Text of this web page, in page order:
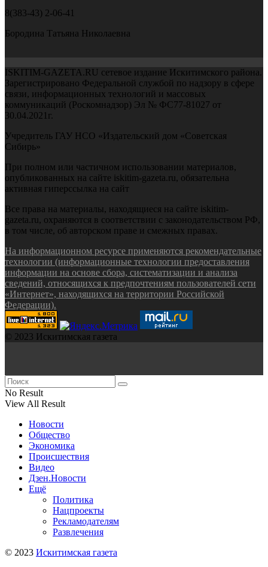
8(383-43) 2-06-41
Бородина Татьяна Николаевна
ISKITIM-GAZETA.RU сетевое издание Искитимского района.
Зарегистрировано Федеральной службой по надзору в сфере
связи, информационных технологий и массовых
коммуникаций (Роскомнадзор) Эл № ФС77-81027 от
30.04.2021г.
Учредитель ГАУ НСО «Издательский дом «Советская
Сибирь»
При полном или частичном использовании материалов,
опубликованных на сайте iskitim-gazeta.ru, обязательна
активная гиперссылка на сайт
Все права на материалы, находящиеся на сайте iskitim-
gazeta.ru, охраняются в соответствии с законодательством РФ,
в том числе, об авторском праве и смежных правах.
На информационном ресурсе применяются рекомендательные
технологии (информационные технологии предоставления
информации на основе сбора, систематизации и анализа
сведений, относящихся к предпочтениям пользователей сети
«Интернет», находящихся на территории Российской
Федерации).
© 2023 Искитимская газета
No Result
View All Result
Новости
Общество
Экономика
Происшествия
Видео
Дзен.Новости
Ещё
Политика
Нацпроекты
Рекламодателям
Развлечения
© 2023 Искитимская газета